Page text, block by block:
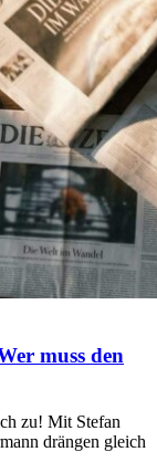
muss den
zu! Mit Stefan
drängen gleich